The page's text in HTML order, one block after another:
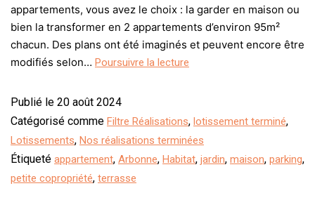
appartements, vous avez le choix : la garder en maison ou
bien la transformer en 2 appartements d’environ 95m²
chacun. Des plans ont été imaginés et peuvent encore être
modifiés selon… Poursuivre la lecture
Publié le 20 août 2024
Catégorisé comme Filtre Réalisations, lotissement terminé,
Lotissements, Nos réalisations terminées
Étiqueté appartement, Arbonne, Habitat, jardin, maison, parking,
petite copropriété, terrasse